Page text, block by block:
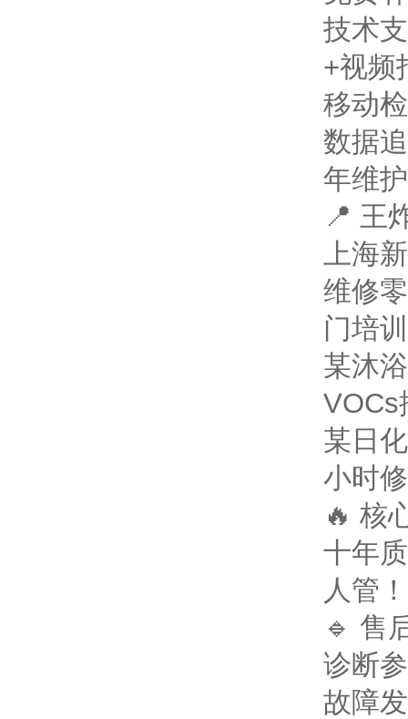
技术
+视频
移动
数据
年维
📍 王
上海
维修
门培
某沐
VOCs
某日
小时
🔥 核
十年
人管
🔹 售
诊断
故障